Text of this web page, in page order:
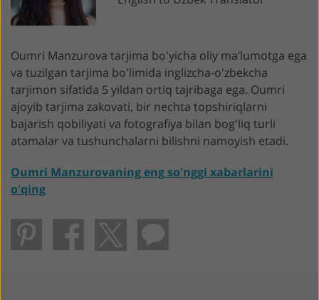
Oumri Manzurova tarjima boʻyicha oliy maʼlumotga ega
va tuzilgan tarjima boʻlimida inglizcha-oʻzbekcha
tarjimon sifatida 5 yildan ortiq tajribaga ega. Oumri
ajoyib tarjima zakovati, bir nechta topshiriqlarni
bajarish qobiliyati va fotografiya bilan bog'liq turli
atamalar va tushunchalarni bilishni namoyish etadi.
Oumri Manzurovaning eng so'nggi xabarlarini
o'qing